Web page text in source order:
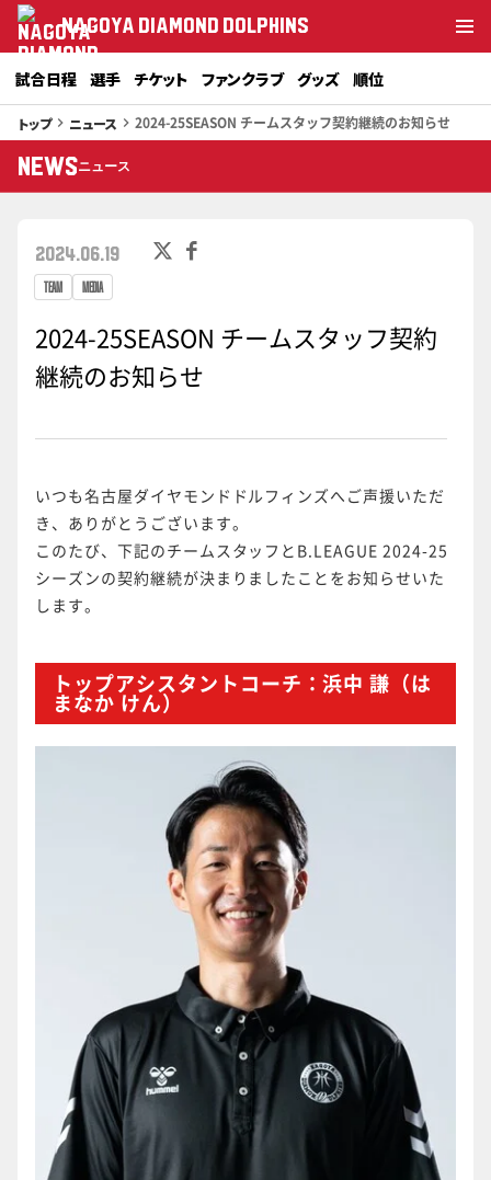
NAGOYA DIAMOND DOLPHINS
試合日程 選手 チケット ファンクラブ グッズ 順位
トップkeyboard_arrow_right ニュース keyboard_arrow_right 2024-25SEASON チームスタッフ契約継続のお知らせ
NEWSニュース
TEAM MEDIA
2024.06.19
2024-25SEASON チームスタッフ契約
継続のお知らせ
いつも名古屋ダイヤモンドドルフィンズへご声援いただ
き、ありがとうございます。
このたび、下記のチームスタッフとB.LEAGUE 2024-25
シーズンの契約継続が決まりましたことをお知らせいた
します。
トップアシスタントコーチ：浜中 謙（は
まなか けん）